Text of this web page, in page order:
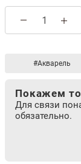
#Акварель
Покажем
Для связи
обязательно.